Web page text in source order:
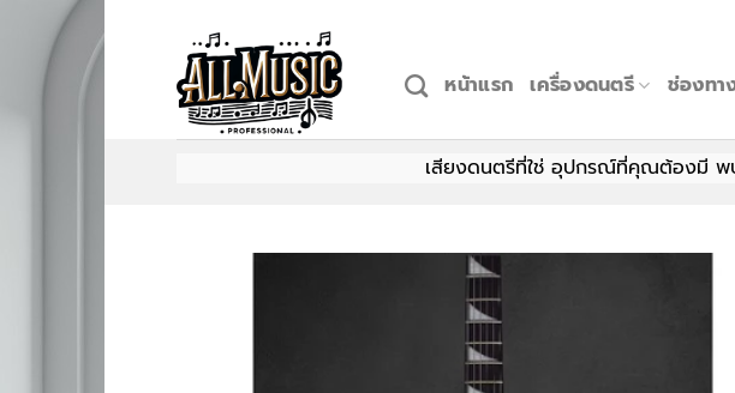
to
หน้าแรก เครื่องดนตรี ช่องทา
เสียงดนตรีที่ใช่ อุปกรณ์ที่คุณต้องมี พบกับอุ